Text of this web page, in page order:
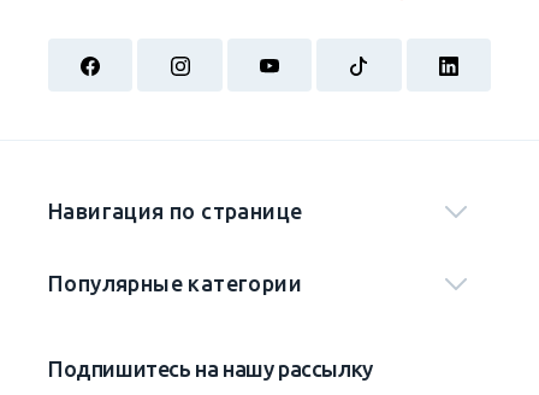
Навигация по странице
Популярные категории
Подпишитесь на нашу рассылку